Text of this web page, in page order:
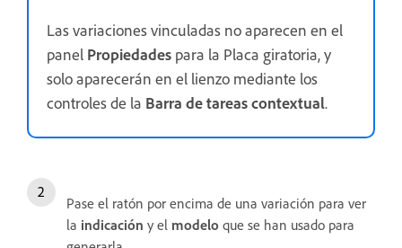
Las variaciones vinculadas no aparecen en el
panel Propiedades para la Placa giratoria, y
solo aparecerán en el lienzo mediante los
controles de la Barra de tareas contextual.
Pase el ratón por encima de una variación para ver
la indicación y el modelo que se han usado para